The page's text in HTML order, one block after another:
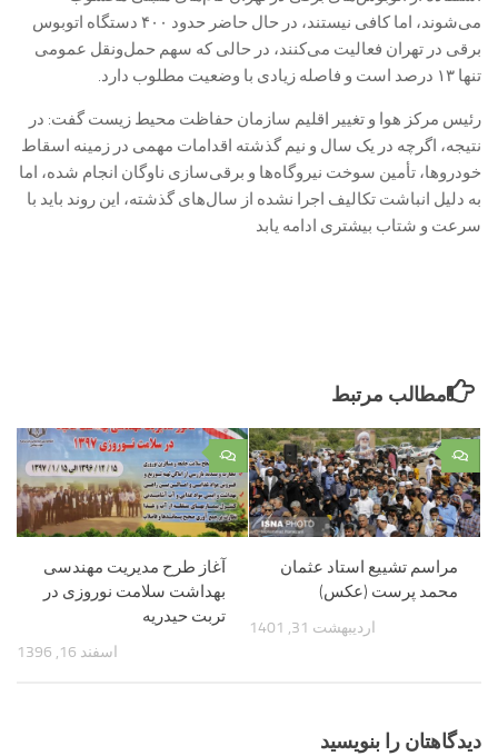
می‌شوند، اما کافی نیستند، در حال حاضر حدود ۴۰۰ دستگاه اتوبوس
برقی در تهران فعالیت می‌کنند، در حالی که سهم حمل‌ونقل عمومی
تنها ۱۳ درصد است و فاصله زیادی با وضعیت مطلوب دارد.
رئیس مرکز هوا و تغییر اقلیم سازمان حفاظت محیط زیست گفت: در
نتیجه، اگرچه در یک سال و نیم گذشته اقدامات مهمی در زمینه اسقاط
خودروها، تأمین سوخت نیروگاه‌ها و برقی‌سازی ناوگان انجام شده، اما
به دلیل انباشت تکالیف اجرا نشده از سال‌های گذشته، این روند باید با
سرعت و شتاب بیشتری ادامه یابد
مطالب مرتبط
۰
آغاز طرح مدیریت مهندسی
بهداشت سلامت نوروزی در
تربت حیدریه
اسفند 16, 1396
۰
مراسم تشییع استاد عثمان
محمد پرست (عکس)
اردیبهشت 31, 1401
دیدگاهتان را بنویسید